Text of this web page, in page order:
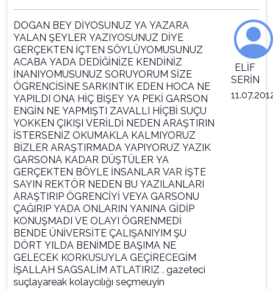
DOGAN BEY DİYOSUNUZ YA YAZARA
YALAN ŞEYLER YAZIYOSUNUZ DİYE
GERÇEKTEN İÇTEN SÖYLÜYOMUSUNUZ
ACABA YADA DEDİĞİNİZE KENDİNİZ
İNANIYOMUSUNUZ SORUYORUM SİZE
ÖGRENCİSİNE SARKINTIK EDEN HOCA NE
YAPILDI ONA HİÇ BİŞEY YA PEKİ GARSON
ENGİN NE YAPMIŞTI ZAVALLI HİÇBİ SUÇU
YOKKEN ÇIKIŞI VERİLDİ NEDEN ARAŞTIRIN
İSTERSENİZ OKUMAKLA KALMIYORUZ
BİZLER ARAŞTIRMADA YAPIYORUZ YAZIK
GARSONA KADAR DÜŞTÜLER YA
GERÇEKTEN BÖYLE İNSANLAR VAR İŞTE
SAYIN REKTÖR NEDEN BU YAZILANLARI
ARAŞTIRIP ÖGRENCİYİ VEYA GARSONU
ÇAĞIRIP YADA ONLARIN YANINA GİDİP
KONUŞMADI VE OLAYI ÖGRENMEDİ
BENDE ÜNİVERSİTE ÇALIŞANIYIM ŞU
DÖRT YILDA BENİMDE BAŞIMA NE
GELECEK KORKUSUYLA GEÇİRECEGİM
İŞALLAH SAGSALİM ATLATIRIZ . gazeteci
suçlayareak kolaycılığı seçmeuyin
ELİF
SERİN